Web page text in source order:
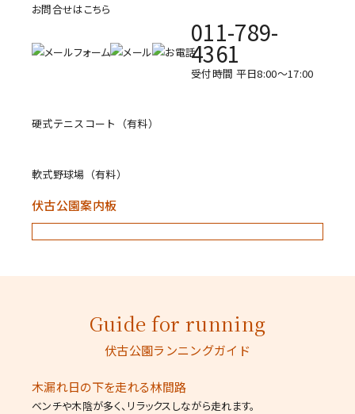
お問合せはこちら
011-789-
4361
受付時間 平日8:00～17:00
硬式テニスコート（有料）
軟式野球場（有料）
伏古公園案内板
Guide for running
伏古公園ランニングガイド
木漏れ日の下を走れる林間路
ベンチや木陰が多く、リラックスしながら走れます。